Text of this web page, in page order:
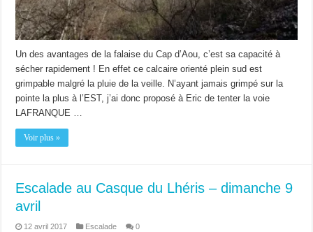
Un des avantages de la falaise du Cap d’Aou, c’est sa capacité à
sécher rapidement ! En effet ce calcaire orienté plein sud est
grimpable malgré la pluie de la veille. N’ayant jamais grimpé sur la
pointe la plus à l’EST, j’ai donc proposé à Eric de tenter la voie
LAFRANQUE …
Voir plus »
Escalade au Casque du Lhéris – dimanche 9
avril
12 avril 2017 Escalade 0